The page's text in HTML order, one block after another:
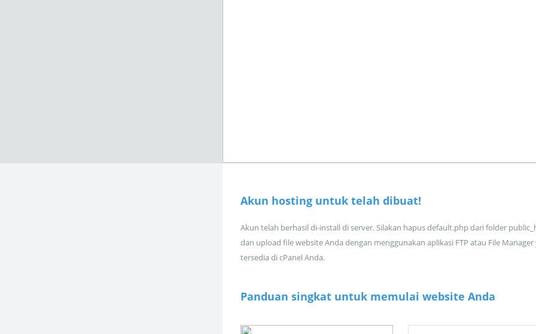
Akun hosting untuk telah dibuat!
Akun telah berhasil di-install di server. Silakan hapus default.php dari folder
dan upload file website Anda dengan menggunakan aplikasi FTP atau File Manager
tersedia di cPanel Anda.
Panduan singkat untuk memulai website Anda